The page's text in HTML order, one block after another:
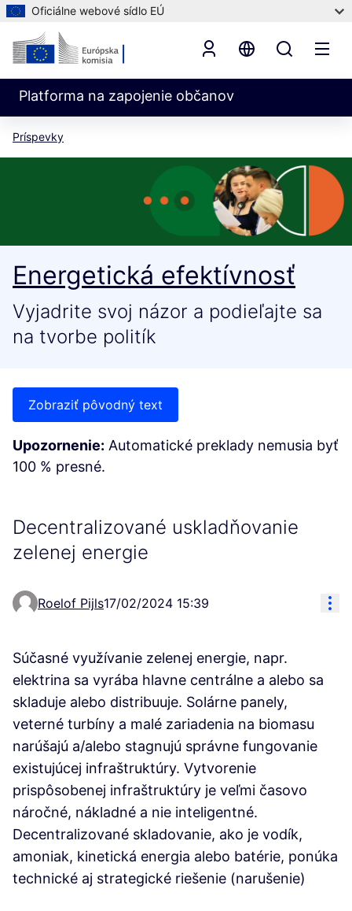
Oficiálne webové sídlo EÚ
Platforma na zapojenie občanov
Príspevky
Energetická efektívnosť
Vyjadrite svoj názor a podieľajte sa
na tvorbe politík
Zobraziť pôvodný text
Upozornenie: Automatické preklady nemusia byť
100 % presné.
Decentralizované uskladňovanie
zelenej energie
Roelof Pijls17/02/2024 15:39
Súčasné využívanie zelenej energie, napr.
elektrina sa vyrába hlavne centrálne a alebo sa
skladuje alebo distribuuje. Solárne panely,
veterné turbíny a malé zariadenia na biomasu
narúšajú a/alebo stagnujú správne fungovanie
existujúcej infraštruktúry. Vytvorenie
prispôsobenej infraštruktúry je veľmi časovo
náročné, nákladné a nie inteligentné.
Decentralizované skladovanie, ako je vodík,
amoniak, kinetická energia alebo batérie, ponúka
technické aj strategické riešenie (narušenie)